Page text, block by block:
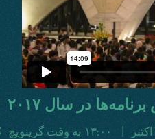
در سال ۲۰۱۷
١٣:٠٠ به وقت گرینویچ